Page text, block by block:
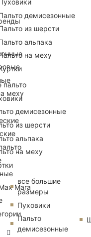
меху
Mara
демисезонные
из шерсти
альпака
на меху
пальто
демисезонные
из шерсти
альпака
на меху
все большие
размеры
Пуховики
Пальто
демисезонные